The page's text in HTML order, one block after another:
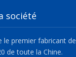
société
le premier fabricant
de toute la Chine.